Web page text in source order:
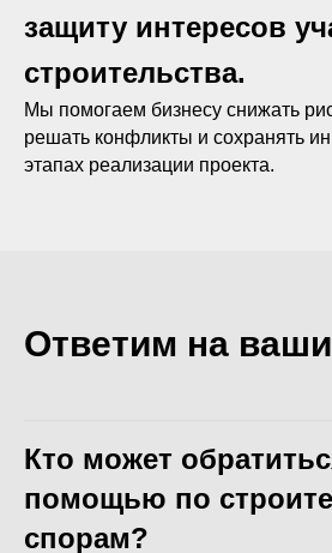
защиту интересов
строительства.
Мы помогаем бизнесу снижать
решать конфликты и сохранять
этапах реализации проекта.
Ответим на
Кто может
помощью по
спорам?